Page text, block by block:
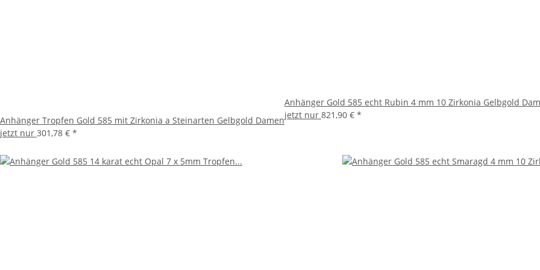
Anhänger Tropfen Gold 585 mit Zirkonia a Steinarten Gelbgold Damen
jetzt nur 301,78 € *
Anhänger Gold 585 echt Rubin 4 mm 10 Zirkonia Gelbgold
jetzt nur 821,90 € *